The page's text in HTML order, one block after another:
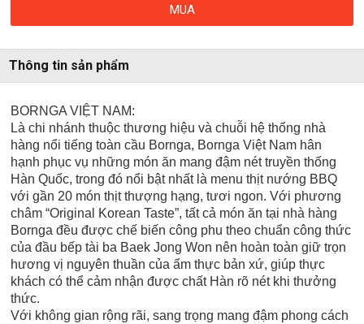
MUA
Thông tin sản phẩm
BORNGA VIỆT NAM:
Là chi nhánh thuộc thương hiệu và chuỗi hệ thống nhà
hàng nổi tiếng toàn cầu Bornga, Bornga Việt Nam hân
hạnh phục vụ những món ăn mang đậm nét truyền thống
Hàn Quốc, trong đó nổi bật nhất là menu thịt nướng BBQ
với gần 20 món thịt thượng hạng, tươi ngon. Với phương
châm “Original Korean Taste”, tất cả món ăn tại nhà hàng
Bornga đều được chế biến công phu theo chuẩn công thức
của đầu bếp tài ba Baek Jong Won nên hoàn toàn giữ trọn
hương vị nguyên thuần của ẩm thực bản xứ, giúp thực
khách có thể cảm nhận được chất Hàn rõ nét khi thưởng
thức.
Với không gian rộng rãi, sang trọng mang đậm phong cách